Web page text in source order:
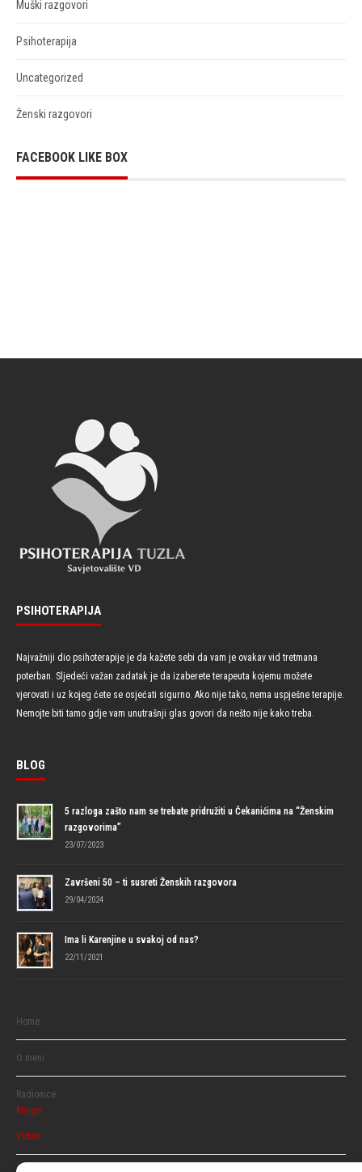
Muški razgovori
Psihoterapija
Uncategorized
Ženski razgovori
FACEBOOK LIKE BOX
PSIHOTERAPIJA
Najvažniji dio psihoterapije je da kažete sebi da vam je ovakav vid tretmana
poterban. Sljedeći važan zadatak je da izaberete terapeuta kojemu možete
vjerovati i uz kojeg ćete se osjećati sigurno. Ako nije tako, nema uspješne terapije.
Nemojte biti tamo gdje vam unutrašnji glas govori da nešto nije kako treba.
BLOG
5 razloga zašto nam se trebate pridružiti u Čekanićima na “Ženskim
razgovorima”
23/07/2023
Završeni 50 – ti susreti Ženskih razgovora
29/04/2024
Ima li Karenjine u svakoj od nas?
22/11/2021
Home
O meni
Radionice
Knjige
Video